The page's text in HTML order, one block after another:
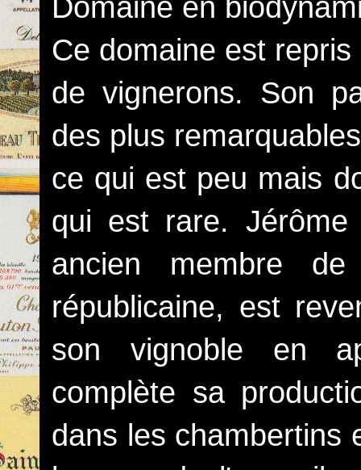
Domaine en
Ce domaine est
de vignerons. Son
des plus
ce qui est peu mais
qui est rare. Jérôme
ancien membre
républicaine, est
son vignoble en
complète sa
dans les chambertins